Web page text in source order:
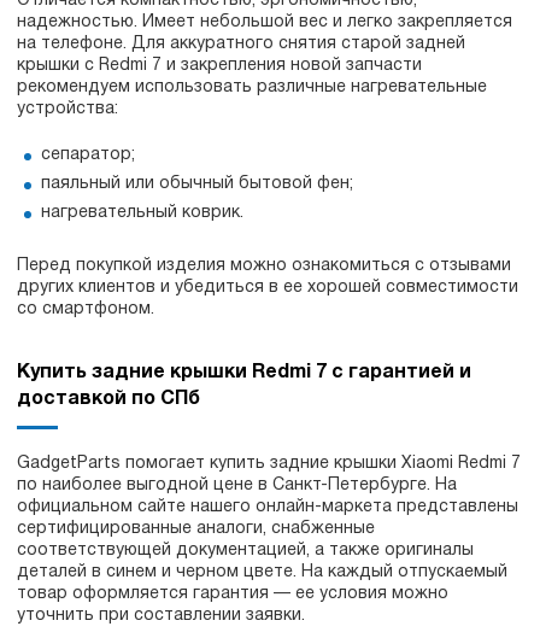
надежностью. Имеет небольшой вес и легко закрепляется
на телефоне. Для аккуратного снятия старой задней
крышки с Redmi 7 и закрепления новой запчасти
рекомендуем использовать различные нагревательные
устройства:
сепаратор;
паяльный или обычный бытовой фен;
нагревательный коврик.
Перед покупкой изделия можно ознакомиться с отзывами
других клиентов и убедиться в ее хорошей совместимости
со смартфоном.
Купить задние крышки Redmi 7 с гарантией и
доставкой по СПб
GadgetParts помогает купить задние крышки Xiaomi Redmi 7
по наиболее выгодной цене в Санкт-Петербурге. На
официальном сайте нашего онлайн-маркета представлены
сертифицированные аналоги, снабженные
соответствующей документацией, а также оригиналы
деталей в синем и черном цвете. На каждый отпускаемый
товар оформляется гарантия — ее условия можно
уточнить при составлении заявки.